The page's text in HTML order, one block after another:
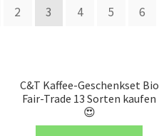
2 3 4 5 6
C&T Kaffee-Geschenkset Bio
Fair-Trade 13 Sorten kaufen
😍